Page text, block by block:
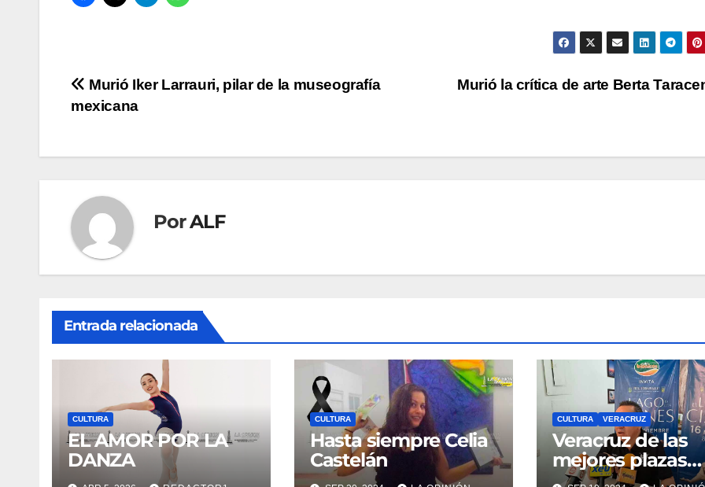
Navegación
entradas
Murió la crítica de arte Berta
Murió Iker Larrauri, pilar de la museografía
mexicana
PorALF
Entrada relacionada
CULTURA
EL AMOR POR LA
DANZA
CULTURA
Hasta siempre Celia
Castelán
CULTURA VERACRUZ
Veracruz de las
mejores plazas
culturales por